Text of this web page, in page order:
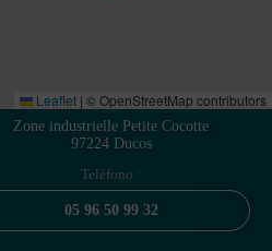
Leaflet | © OpenStreetMap contributors
Zone industrielle Petite Cocotte
97224 Ducos
Teléfono :
05 96 50 99 32